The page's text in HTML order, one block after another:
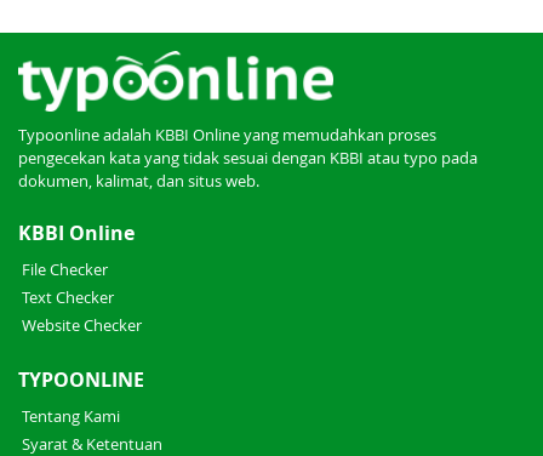
Typoonline adalah KBBI Online yang memudahkan proses
pengecekan kata yang tidak sesuai dengan KBBI atau typo pada
dokumen, kalimat, dan situs web.
KBBI Online
File Checker
Text Checker
Website Checker
TYPOONLINE
Tentang Kami
Syarat & Ketentuan